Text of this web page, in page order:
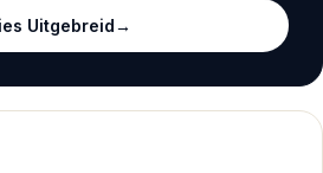
Uitgebreid→